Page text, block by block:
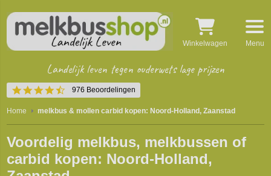
4.5
star
rating
976 Beoordelingen
Landelijk leven tegen ouderwets lage prijzen
Winkelwagen Menu
Home melkbus & mollen carbid kopen: Noord-Holland, Zaanstad
Voordelig melkbus, melkbussen of
carbid kopen: Noord-Holland,